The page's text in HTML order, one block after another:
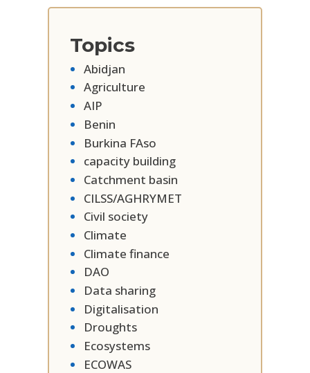
Topics
Abidjan
Agriculture
AIP
Benin
Burkina FAso
capacity building
Catchment basin
CILSS/AGHRYMET
Civil society
Climate
Climate finance
DAO
Data sharing
Digitalisation
Droughts
Ecosystems
ECOWAS